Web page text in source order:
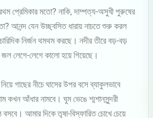
প্রেমিকার মতো? নাকি, দাম্পত্য-অসুখী পুরুষের
আনন্দ যেন উচ্ছ্বসিত ধারায় নাচতে শুরু করল
নির্জন থমথম করছে। নদীর তীরে বড়-বড়
জল লেগে-লেগে কালো হয়ে গিয়েছে।
গাছের নীচে ঘাসের উপর বসে ব্যাকুলভাবে
কখন আঁধার নামবে। ঘুম ভেঙে শ্মশানসুন্দরী
আমার দিকে তৃষা-বিস্ফারিত চোখে চেয়ে